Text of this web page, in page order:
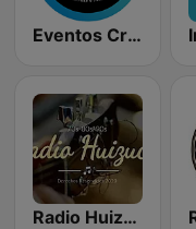
Eventos Cristianos El Salvador
Radio Huizucar